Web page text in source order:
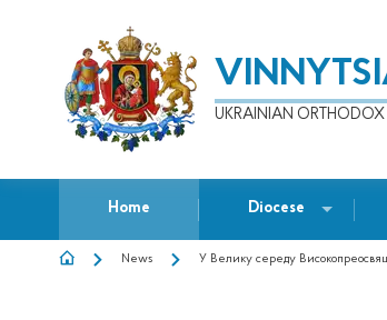
UKRAINIAN ORTHODOX
Home Diocese
BREADCRUMB
News У Велику середу